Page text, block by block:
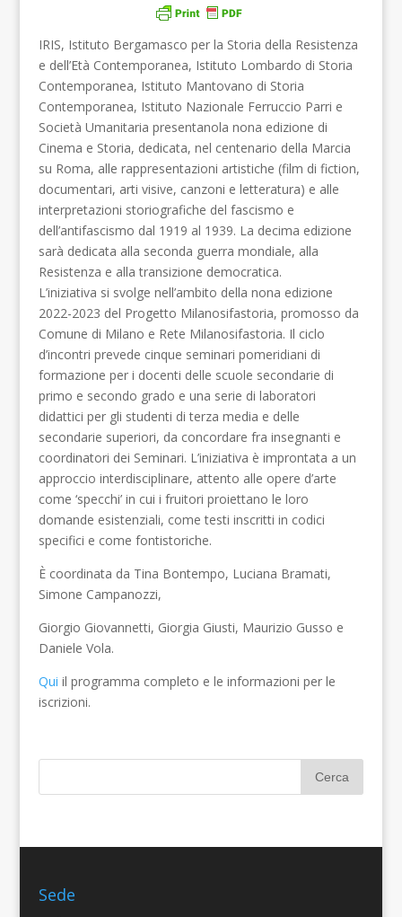
IRIS, Istituto Bergamasco per la Storia della Resistenza
e dell’Età Contemporanea, Istituto Lombardo di Storia
Contemporanea, Istituto Mantovano di Storia
Contemporanea, Istituto Nazionale Ferruccio Parri e
Società Umanitaria presentanola nona edizione di
Cinema e Storia, dedicata, nel centenario della Marcia
su Roma, alle rappresentazioni artistiche (film di fiction,
documentari, arti visive, canzoni e letteratura) e alle
interpretazioni storiografiche del fascismo e
dell’antifascismo dal 1919 al 1939. La decima edizione
sarà dedicata alla seconda guerra mondiale, alla
Resistenza e alla transizione democratica.
L’iniziativa si svolge nell’ambito della nona edizione
2022-2023 del Progetto Milanosifastoria, promosso da
Comune di Milano e Rete Milanosifastoria. Il ciclo
d’incontri prevede cinque seminari pomeridiani di
formazione per i docenti delle scuole secondarie di
primo e secondo grado e una serie di laboratori
didattici per gli studenti di terza media e delle
secondarie superiori, da concordare fra insegnanti e
coordinatori dei Seminari. L’iniziativa è improntata a un
approccio interdisciplinare, attento alle opere d’arte
come ‘specchi’ in cui i fruitori proiettano le loro
domande esistenziali, come testi inscritti in codici
specifici e come fontistoriche.
È coordinata da Tina Bontempo, Luciana Bramati,
Simone Campanozzi,
Giorgio Giovannetti, Giorgia Giusti, Maurizio Gusso e
Daniele Vola.
Qui il programma completo e le informazioni per le
iscrizioni.
Sede